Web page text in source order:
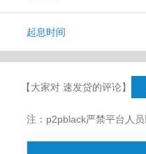
起息时间
【大家对 速发贷的评论】
注：p2pblack严禁平台人